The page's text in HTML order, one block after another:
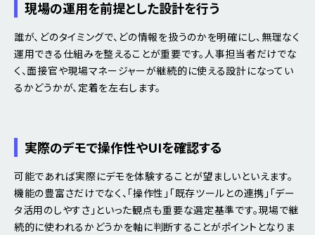
現場の運用を前提とした設計を行う
誰が、どのタイミングで、どの情報を扱うのかを明確にし、無理なく
運用できる仕組みを整えることが重要です。人事担当者だけでな
く、面接官や現場マネージャーが継続的に使える設計になってい
るかどうかが、定着を左右します。
実際のデモで操作性やUIを確認する
可能であれば実際にデモを体験することが望ましいといえます。
機能の豊富さだけでなく、「操作性」「既存ツールとの連携」「デー
タ活用のしやすさ」といった観点も重要な選定基準です。現場で継
続的に使われるかどうかを軸に判断することがポイントとなりま